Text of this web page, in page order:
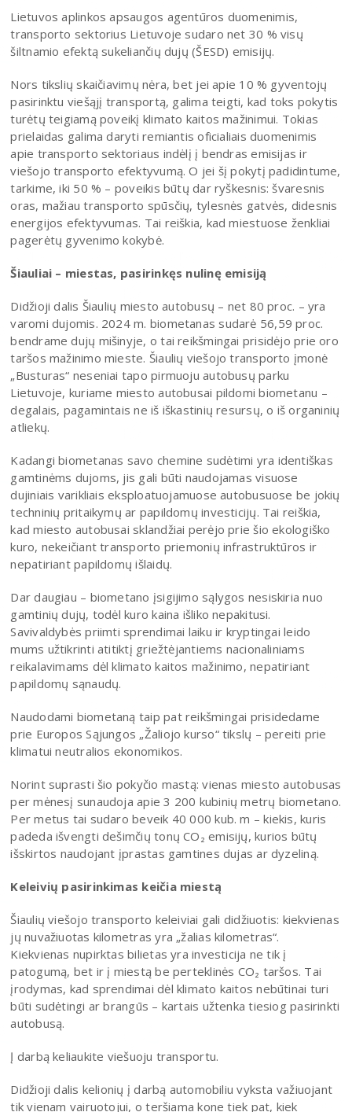
Lietuvos aplinkos apsaugos agentūros duomenimis,
transporto sektorius Lietuvoje sudaro net 30 % visų
šiltnamio efektą sukeliančių dujų (ŠESD) emisijų.
Nors tikslių skaičiavimų nėra, bet jei apie 10 % gyventojų
pasirinktu viešąjį transportą, galima teigti, kad toks pokytis
turėtų teigiamą poveikį klimato kaitos mažinimui. Tokias
prielaidas galima daryti remiantis oficialiais duomenimis
apie transporto sektoriaus indėlį į bendras emisijas ir
viešojo transporto efektyvumą. O jei šį pokytį padidintume,
tarkime, iki 50 % – poveikis būtų dar ryškesnis: švaresnis
oras, mažiau transporto spūsčių, tylesnės gatvės, didesnis
energijos efektyvumas. Tai reiškia, kad miestuose ženkliai
pagerėtų gyvenimo kokybė.
Šiauliai – miestas, pasirinkęs nulinę emisiją
Didžioji dalis Šiaulių miesto autobusų – net 80 proc. – yra
varomi dujomis. 2024 m. biometanas sudarė 56,59 proc.
bendrame dujų mišinyje, o tai reikšmingai prisidėjo prie oro
taršos mažinimo mieste. Šiaulių viešojo transporto įmonė
„Busturas“ neseniai tapo pirmuoju autobusų parku
Lietuvoje, kuriame miesto autobusai pildomi biometanu –
degalais, pagamintais ne iš iškastinių resursų, o iš organinių
atliekų.
Kadangi biometanas savo chemine sudėtimi yra identiškas
gamtinėms dujoms, jis gali būti naudojamas visuose
dujiniais varikliais eksploatuojamuose autobusuose be jokių
techninių pritaikymų ar papildomų investicijų. Tai reiškia,
kad miesto autobusai sklandžiai perėjo prie šio ekologiško
kuro, nekeičiant transporto priemonių infrastruktūros ir
nepatiriant papildomų išlaidų.
Dar daugiau – biometano įsigijimo sąlygos nesiskiria nuo
gamtinių dujų, todėl kuro kaina išliko nepakitusi.
Savivaldybės priimti sprendimai laiku ir kryptingai leido
mums užtikrinti atitiktį griežtėjantiems nacionaliniams
reikalavimams dėl klimato kaitos mažinimo, nepatiriant
papildomų sąnaudų.
Naudodami biometaną taip pat reikšmingai prisidedame
prie Europos Sąjungos „Žaliojo kurso“ tikslų – pereiti prie
klimatui neutralios ekonomikos.
Norint suprasti šio pokyčio mastą: vienas miesto autobusas
per mėnesį sunaudoja apie 3 200 kubinių metrų biometano.
Per metus tai sudaro beveik 40 000 kub. m – kiekis, kuris
padeda išvengti dešimčių tonų CO₂ emisijų, kurios būtų
išskirtos naudojant įprastas gamtines dujas ar dyzeliną.
Keleivių pasirinkimas keičia miestą
Šiaulių viešojo transporto keleiviai gali didžiuotis: kiekvienas
jų nuvažiuotas kilometras yra „žalias kilometras“.
Kiekvienas nupirktas bilietas yra investicija ne tik į
patogumą, bet ir į miestą be perteklinės CO₂ taršos. Tai
įrodymas, kad sprendimai dėl klimato kaitos nebūtinai turi
būti sudėtingi ar brangūs – kartais užtenka tiesiog pasirinkti
autobusą.
Į darbą keliaukite viešuoju transportu.
Didžioji dalis kelionių į darbą automobiliu vyksta važiuojant
tik vienam vairuotojui, o teršiama kone tiek pat, kiek